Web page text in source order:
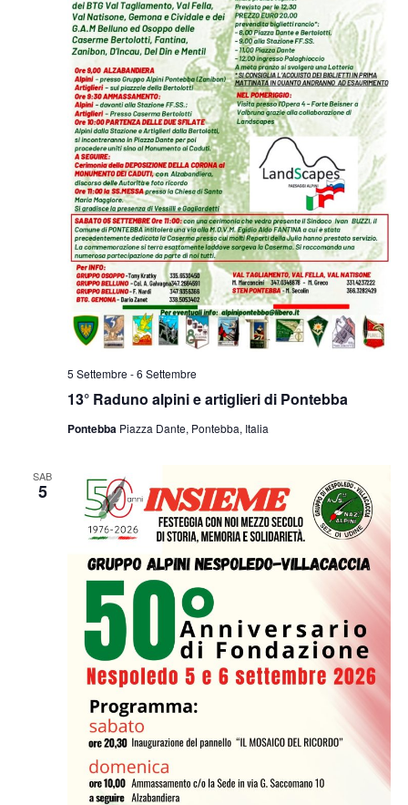
13° Raduno alpini e artiglieri di Pontebba
5 Settembre -6 Settembre
Pontebba Piazza Dante, Pontebba, Italia
SAB
5